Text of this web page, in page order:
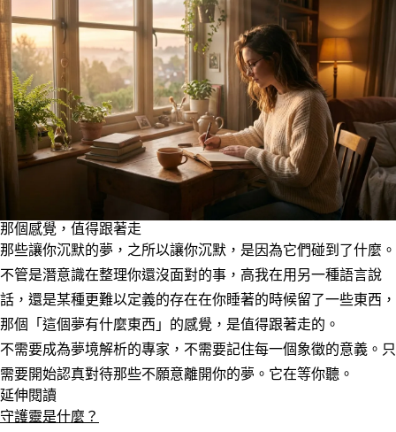
那個感覺，值得跟著走
那些讓你沉默的夢，之所以讓你沉默，是因為它們碰到了什麼。
不管是潛意識在整理你還沒面對的事，高我在用另一種語言說
話，還是某種更難以定義的存在在你睡著的時候留了一些東西，
那個「這個夢有什麼東西」的感覺，是值得跟著走的。
不需要成為夢境解析的專家，不需要記住每一個象徵的意義。只
需要開始認真對待那些不願意離開你的夢。它在等你聽。
延伸閱讀
守護靈是什麼？